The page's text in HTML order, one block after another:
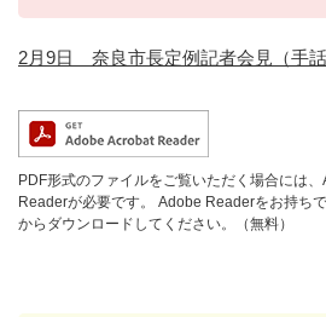
2月9日 奈良市長定例記者会見（手話
PDF形式のファイルをご覧いただく場合には
Readerが必要です。
Adobe Readerをお持ち
からダウンロードしてください。（無料）